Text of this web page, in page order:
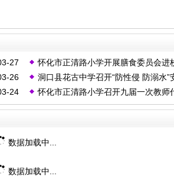
27
怀化市正清路小学开展膳食委员会进
26
洞口县花古中学召开“防性侵 防溺水”
24
怀化市正清路小学召开九届一次教师
数据加载中...
数据加载中...